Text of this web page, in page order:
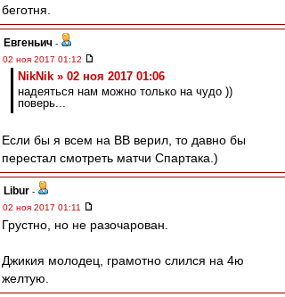
беготня.
Евгеньич -
02 ноя 2017 01:12
NikNik » 02 ноя 2017 01:06
надеяться нам можно только на чудо ))
поверь...
Если бы я всем на ВВ верил, то давно бы
перестал смотреть матчи Спартака.)
Libur -
02 ноя 2017 01:11
Грустно, но не разочарован.
Джикия молодец, грамотно слился на 4ю
желтую.